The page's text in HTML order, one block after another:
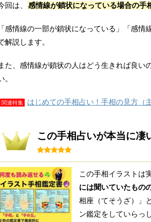
回は、 感情線が鎖状になっている場合の手
「感情線の一部が鎖状になっている」「感
解説します。
た、感情線が鎖状の人はどう生きれば良い
。
関連特集 はじめての手相占い！手相の見方（
この手相占いが本当に凄
この手相イラストは
には聞いていたもの
相座（てそうざ）」
ン鑑定をしていらっ